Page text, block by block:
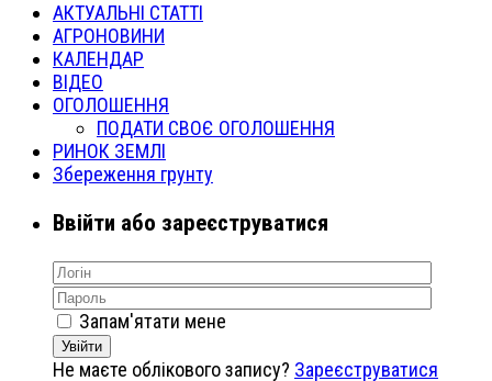
АКТУАЛЬНІ СТАТТІ
АГРОНОВИНИ
КАЛЕНДАР
ВІДЕО
ОГОЛОШЕННЯ
ПОДАТИ СВОЄ ОГОЛОШЕННЯ
РИНОК ЗЕМЛІ
Збереження грунту
Ввійти або зареєструватися
Запам'ятати мене
Увійти
Не маєте облікового запису? Зареєструватися